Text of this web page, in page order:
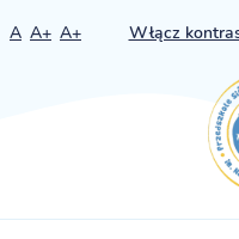
A A+ A+ Włącz